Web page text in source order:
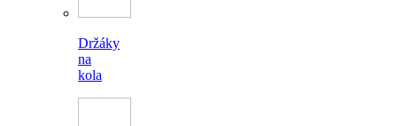
Držáky
na
kola